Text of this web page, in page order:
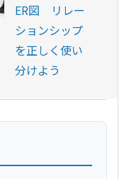
ER図 リレー
ションシップ
を正しく使い
分けよう